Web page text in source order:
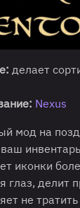
делает
Nexus
мод на
иконки
глаз, делит
не